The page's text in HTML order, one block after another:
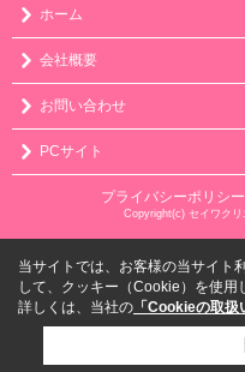
ホーム
会社概要
お問い合わせ
PCサイト
プライバシーポリシー
Copyright(c) セイワク
当サイトでは、お客様の当サイト
して、クッキー（Cookie）を使用
詳しくは、当社の 「Cookieの取扱